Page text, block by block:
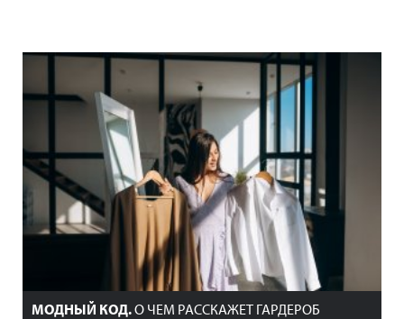
МОДНЫЙ КОД.О ЧЕМ РАССКАЖЕТ ГАРДЕРОБ